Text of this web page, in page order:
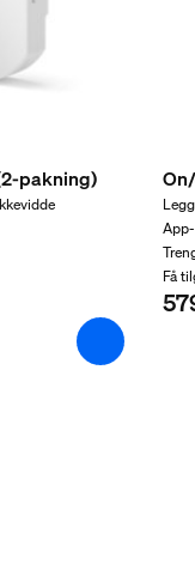
vekt
pakning)
Få